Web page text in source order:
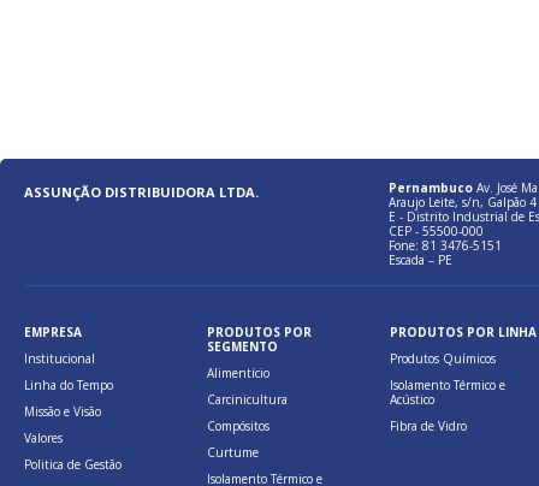
ASSUNÇÃO DISTRIBUIDORA LTDA. Pernambuco Av. José
Araujo Leite, s/n, Galpão 4
E - Distrito Industrial de
CEP - 55500-000
Fone: 81 3476-5151
Escada – PE
EMPRESA
Institucional
Linha do Tempo
Missão e Visão
Valores
Politica de Gestão
PRODUTOS POR
SEGMENTO
Alimentício
Carcinicultura
Compósitos
Curtume
Isolamento Térmico e
PRODUTOS POR LINHA
Produtos Químicos
Isolamento Térmico e
Acústico
Fibra de Vidro